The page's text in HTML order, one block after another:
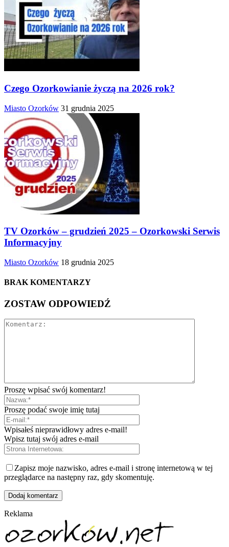
Czego Ozorkowianie życzą na 2026 rok?
Miasto Ozorków 31 grudnia 2025
TV Ozorków – grudzień 2025 – Ozorkowski Serwis
Informacyjny
Miasto Ozorków 18 grudnia 2025
BRAK KOMENTARZY
ZOSTAW ODPOWIEDŹ
Proszę wpisać swój komentarz!
Proszę podać swoje imię tutaj
Wpisałeś nieprawidłowy adres e-mail!
Wpisz tutaj swój adres e-mail
Zapisz moje nazwisko, adres e-mail i stronę internetową w tej
przeglądarce na następny raz, gdy skomentuję.
Reklama